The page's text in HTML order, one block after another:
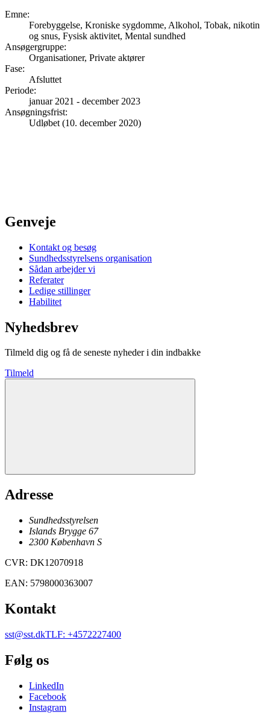
Emne:
Forebyggelse, Kroniske sygdomme, Alkohol, Tobak, nikotin
og snus, Fysisk aktivitet, Mental sundhed
Ansøgergruppe:
Organisationer, Private aktører
Fase:
Afsluttet
Periode:
januar 2021 - december 2023
Ansøgningsfrist:
Udløbet (10. december 2020)
Genveje
Kontakt og besøg
Sundhedsstyrelsens organisation
Sådan arbejder vi
Referater
Ledige stillinger
Habilitet
Nyhedsbrev
Tilmeld dig og få de seneste nyheder i din indbakke
Tilmeld
Adresse
Sundhedsstyrelsen
Islands Brygge 67
2300 København S
CVR: DK12070918
EAN: 5798000363007
Kontakt
sst@sst.dkTLF: +4572227400
Følg os
LinkedIn
Facebook
Instagram